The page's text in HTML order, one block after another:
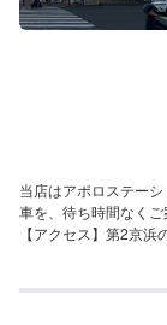
当店はアポロステー
車を、待ち時間なく
【アクセス】第2京